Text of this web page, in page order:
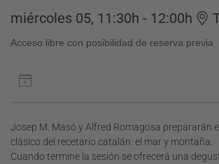
miércoles 05, 11:30h - 12:00h
Acceso libre con posibilidad de reserva previa
Josep M. Masó y Alfred Romagosa prepararán
clásico del recetario catalán: el mar y montaña.
Cuando termine la sesión se ofrecerá una